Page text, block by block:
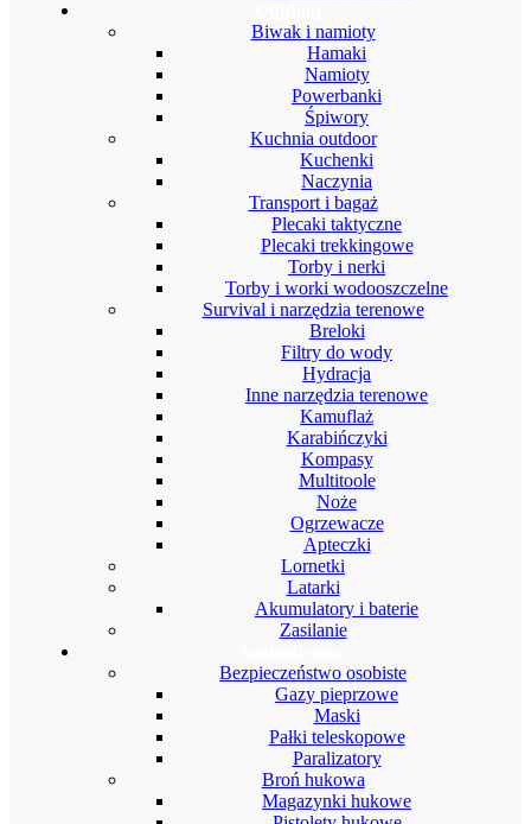
Biwak i namioty
Hamaki
Namioty
Powerbanki
Śpiwory
Kuchnia outdoor
Kuchenki
Naczynia
Transport i bagaż
Plecaki taktyczne
Plecaki trekkingowe
Torby i nerki
Torby i worki wodooszczelne
Survival i narzędzia terenowe
Breloki
Filtry do wody
Hydracja
Inne narzędzia terenowe
Kamuflaż
Karabińczyki
Kompasy
Multitoole
Noże
Ogrzewacze
Apteczki
Lornetki
Latarki
Akumulatory i baterie
Zasilanie
Bezpieczeństwo osobiste
Gazy pieprzowe
Maski
Pałki teleskopowe
Paralizatory
Broń hukowa
Magazynki hukowe